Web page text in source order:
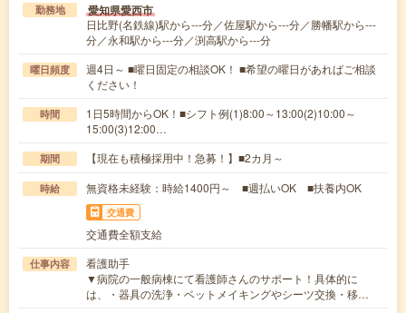
勤務地 愛知県愛西市
日比野(名鉄線)駅から---分／佐屋駅から---分／勝幡駅から---
分／永和駅から---分／渕高駅から---分
曜日頻度
週4日～ ■曜日固定の相談OK！ ■希望の曜日があればご相談
ください！
時間
1日5時間からOK！■シフト例(1)8:00～13:00(2)10:00～
15:00(3)12:00…
期間 【現在も積極採用中！急募！】■2カ月～
時給 無資格未経験：時給1400円～ ■週払いOK ■扶養内OK
交通費
交通費全額支給
仕事内容
看護助手
▼病院の一般病棟にて看護師さんのサポート！具体的に
は、・器具の洗浄・ベットメイキングやシーツ交換・移…